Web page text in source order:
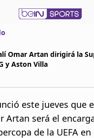
Omar Artan dirigirá la
y Aston Villa
este jueves que
Artan será el
de la UEFA